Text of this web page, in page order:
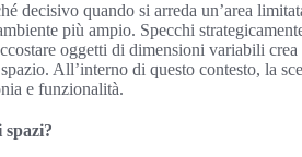
decisivo quando si arreda un’area
più ampio. Specchi
oggetti di dimensioni variabili
All’interno di questo contesto, la
e funzionalità.
spazi?